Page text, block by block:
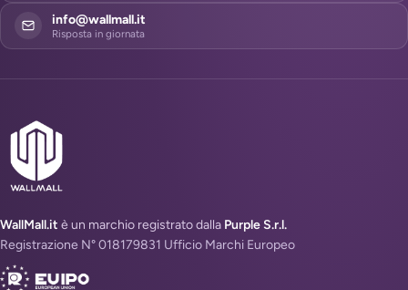
info@wallmall.it
Risposta in giornata
WallMall.it è un marchio registrato dalla Purple S.r.l.
Registrazione N° 018179831 Ufficio Marchi Europeo